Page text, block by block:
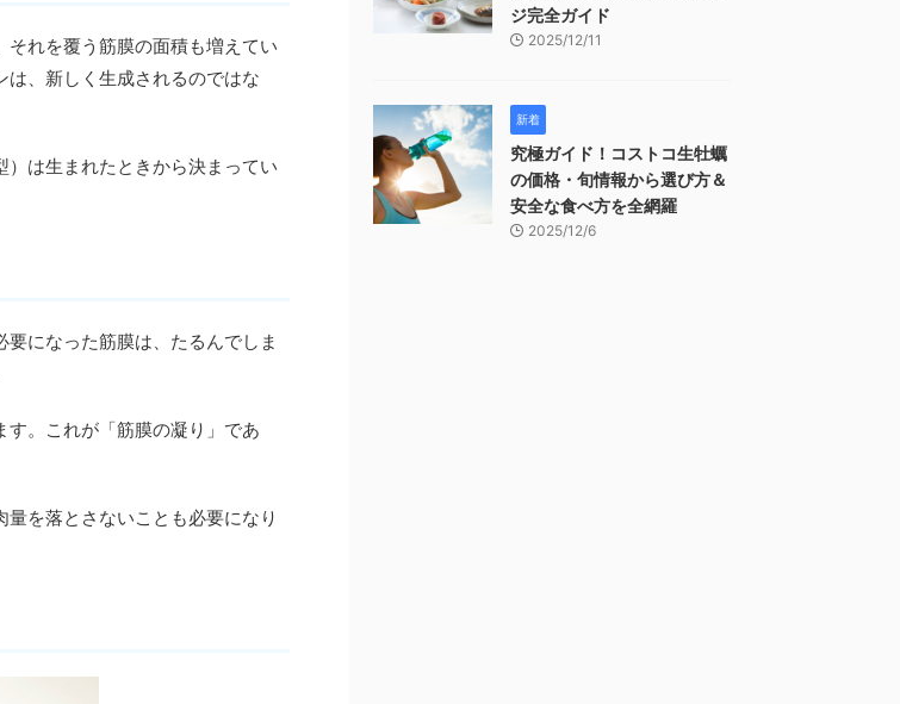
れを覆う筋膜の面積も増えてい
は、新しく生成されるのではな
は生まれたときから決まってい
になった筋膜は、たるんでしま
。これが「筋膜の凝り」であ
を落とさないことも必要になり
ジ完全ガイド
2025/12/11
新着
究極ガイド！コストコ生牡蠣
の価格・旬情報から選び方＆
安全な食べ方を全網羅
2025/12/6